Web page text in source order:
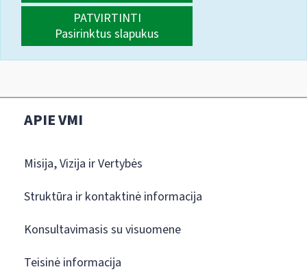
PATVIRTINTI
Pasirinktus slapukus
APIE VMI
Misija, Vizija ir Vertybės
Struktūra ir kontaktinė informacija
Konsultavimasis su visuomene
Teisinė informacija